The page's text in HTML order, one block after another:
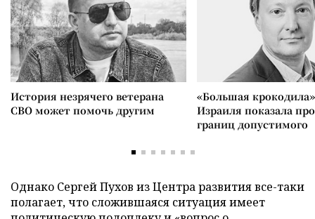
История незрячего ветерана
СВО может помочь другим
«Большая
Израиля показала
границ допустимого
Однако Сергей Пухов из Центра развития все-таки
полагает, что сложившаяся ситуация имеет